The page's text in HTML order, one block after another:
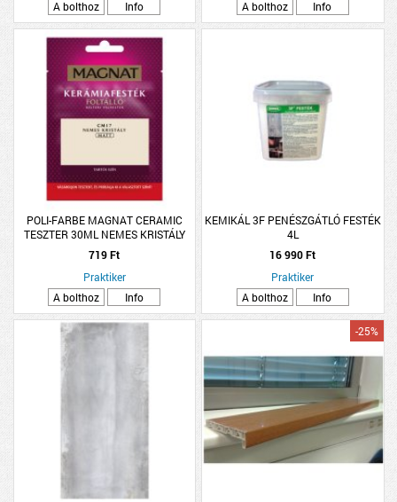
A bolthoz Info A bolthoz Info
POLI-FARBE MAGNAT CERAMIC
TESZTER 30ML NEMES KRISTÁLY
CM17
719 Ft
Praktiker
A bolthoz
Info
KEMIKÁL 3F PENÉSZGÁTLÓ FESTÉK
4L
16 990 Ft
Praktiker
A bolthoz
Info
-25%